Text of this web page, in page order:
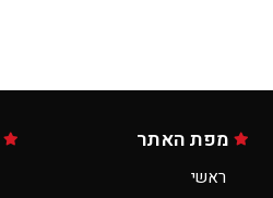
מפת האתר
ראשי